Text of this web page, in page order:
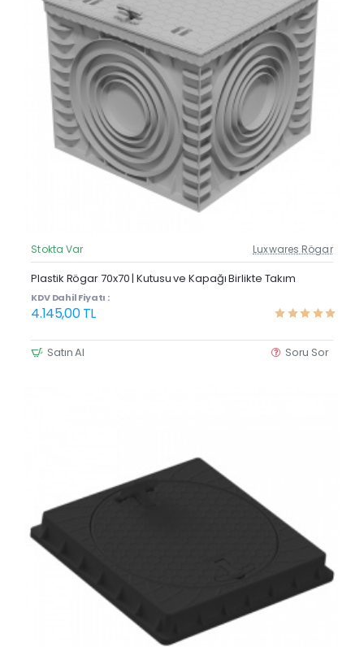
Güncel Fiyat
Stokta Var Luxwares Rögar
Plastik Rögar 70x70 | Kutusu ve Kapağı Birlikte Takım
KDV Dahil Fiyatı :
4.145,00 TL
Satın Al Soru Sor